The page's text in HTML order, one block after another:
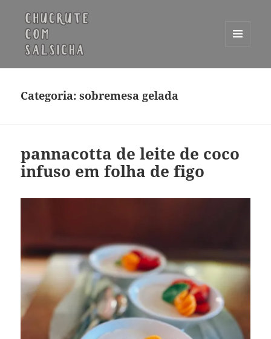
WIDGETS
Categoria:sobremesa gelada
pannacotta de leite de coco
infuso em folha de figo